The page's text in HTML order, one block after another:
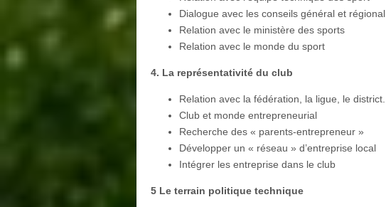
Dialogue avec les conseils général et régional
Relation avec le ministère des sports
Relation avec le monde du sport
4. La représentativité du club
Relation avec la fédération, la ligue, le district.
Club et monde entrepreneurial
Recherche des « parents-entrepreneur »
Développer un « réseau » d’entreprise local
Intégrer les entreprise dans le club
5 Le terrain politique technique